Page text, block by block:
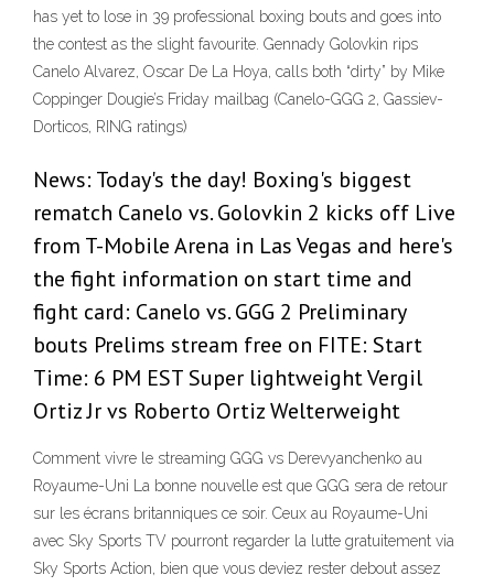
has yet to lose in 39 professional boxing bouts and goes into
the contest as the slight favourite. Gennady Golovkin rips
Canelo Alvarez, Oscar De La Hoya, calls both “dirty” by Mike
Coppinger Dougie’s Friday mailbag (Canelo-GGG 2, Gassiev-
Dorticos, RING ratings)
News: Today's the day! Boxing's biggest
rematch Canelo vs. Golovkin 2 kicks off Live
from T-Mobile Arena in Las Vegas and here's
the fight information on start time and
fight card: Canelo vs. GGG 2 Preliminary
bouts Prelims stream free on FITE: Start
Time: 6 PM EST Super lightweight Vergil
Ortiz Jr vs Roberto Ortiz Welterweight
Comment vivre le streaming GGG vs Derevyanchenko au
Royaume-Uni La bonne nouvelle est que GGG sera de retour
sur les écrans britanniques ce soir. Ceux au Royaume-Uni
avec Sky Sports TV pourront regarder la lutte gratuitement via
Sky Sports Action, bien que vous deviez rester debout assez